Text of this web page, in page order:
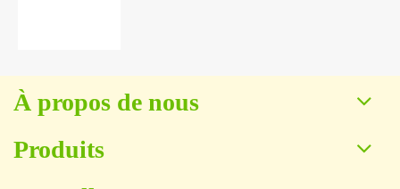
À propos de nous
Produits